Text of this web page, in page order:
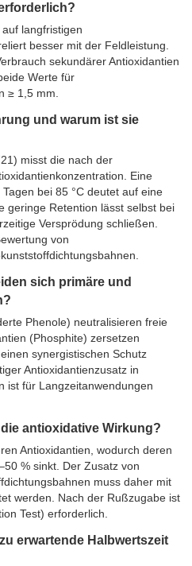
langfristigen
besser mit der Feldleistung.
sekundärer Antioxidantien
Werte für
≥ 1,5 mm.
und warum ist sie
misst die nach der
Eine
bei 85 °C deutet auf eine
geringe Retention lässt selbst bei
Versprödung schließen.
von
sich primäre und
Phenole) neutralisieren freie
(Phosphite) zersetzen
synergistischen Schutz
Antioxidantienzusatz in
ist für Langzeitanwendungen
antioxidative Wirkung?
Antioxidantien, wodurch deren
% sinkt. Der Zusatz von
muss daher mit
werden. Nach der Rußzugabe ist
Test) erforderlich.
erwartende Halbwertszeit